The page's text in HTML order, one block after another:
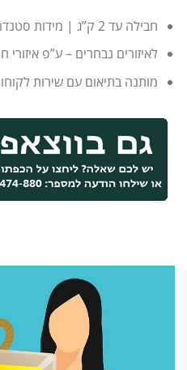
חבילה עד 2 ק”ג | מידות סטנדרטיות
לאיזורים נבחרים – ע”פ איזורי
מותנה בתיאום עם שירות לקוחות